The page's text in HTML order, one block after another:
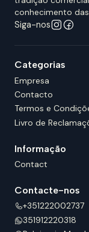
conhecimento
Siga-nos
Categorias
Empresa
Contacto
Termos e
Livro de
Informação
Contact
Contacte-nos
+351222002737
351912220318